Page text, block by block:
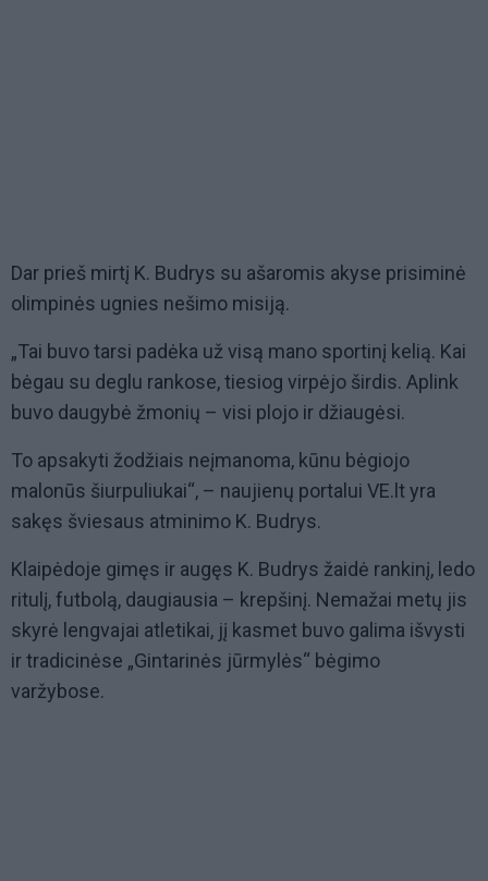
Dar prieš mirtį K. Budrys su ašaromis akyse prisiminė
olimpinės ugnies nešimo misiją.
„Tai buvo tarsi padėka už visą mano sportinį kelią. Kai
bėgau su deglu rankose, tiesiog virpėjo širdis. Aplink
buvo daugybė žmonių – visi plojo ir džiaugėsi.
To apsakyti žodžiais neįmanoma, kūnu bėgiojo
malonūs šiurpuliukai“, – naujienų portalui VE.lt yra
sakęs šviesaus atminimo K. Budrys.
Klaipėdoje gimęs ir augęs K. Budrys žaidė rankinį, ledo
ritulį, futbolą, daugiausia – krepšinį. Nemažai metų jis
skyrė lengvajai atletikai, jį kasmet buvo galima išvysti
ir tradicinėse „Gintarinės jūrmylės“ bėgimo
varžybose.